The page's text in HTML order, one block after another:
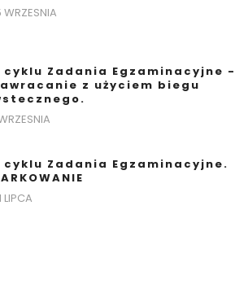
WRZESNIA
cyklu Zadania Egzaminacyjne -
z użyciem biegu
cyklu Zadania Egzaminacyjne.
LIPCA